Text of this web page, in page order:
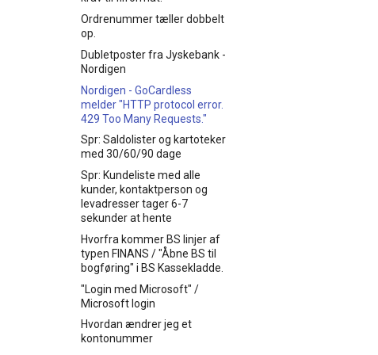
Opsætning af Zebra
DataWedge for KB App
Opsætning af
stregkodeskannere /
håndskannere
KB App — Releasenotes
KeyBalance Klient
Klassisk KeyBalance
Kø på PDF printer - KB
udskrift hænger
Få KeyBalance på din Mac /
iPhone / iPad (RemoteApp)
MAC mappe tilgængelig for
"RDP forbindelse" - Herunder
KeyBalance
Afsendelse af mails fra
KeyBalance
Emails i KeyBalance
integration
KeyBalance DynamicWeb
integration
Goldenplanet
QuickPay og KeyBalance
KeyBalance og Shopify
Shopify - Anmod om adgang
til kunde butik som Shopify
Partner
Webshop integration til
KeyBalance
integration
Generel webshop Export i
KeyBalance og
Ordrenummer tæller dobbelt
op.
Dubletposter fra Jyskebank -
Nordigen
Nordigen - GoCardless
melder "HTTP protocol error.
429 Too Many Requests."
Spr: Saldolister og kartoteker
med 30/60/90 dage
Spr: Kundeliste med alle
kunder, kontaktperson og
levadresser tager 6-7
sekunder at hente
Hvorfra kommer BS linjer af
typen FINANS / "Åbne BS til
bogføring" i BS Kassekladde.
"Login med Microsoft" /
Microsoft login
Hvordan ændrer jeg et
kontonummer